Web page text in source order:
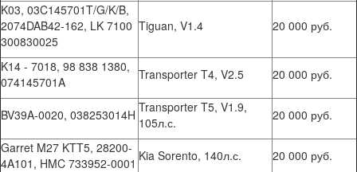
K03, 03C145701T/G/K/B,
2074DAB42-162, LK 7100
300830025
Tiguan, V1.4 20 000 руб.
K14 - 7018, 98 838 1380,
074145701A
Transporter T4, V2.5 20 000 руб.
BV39A-0020, 038253014H Transporter T5, V1.9,
105л.с.
20 000 руб.
Garret M27 KTT5, 28200-
4A101, HMC 733952-0001 Kia Sorento, 140л.с. 20 000 руб.